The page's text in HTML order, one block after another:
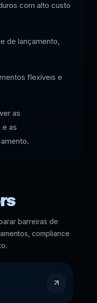
com alto custo
de lançamento,
flexíveis e
as
as
barreiras de
compliance